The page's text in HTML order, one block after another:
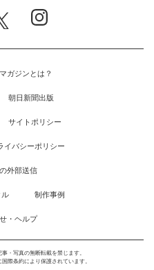
ガジンとは？
朝日新聞出版
サイトポリシー
イバシーポリシー
外部送信
ル 制作事例
・ヘルプ
・写真の無断転載を禁じます。
際条約により保護されています。